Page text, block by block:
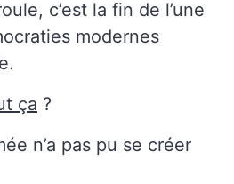
c’est la fin de l’une
modernes
ça ?
n’a pas pu se créer